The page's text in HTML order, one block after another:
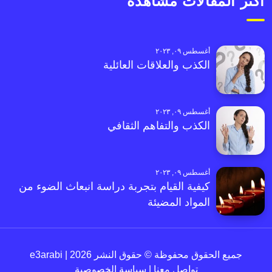
أغسطس ٠٩, ٢٠٢٣
الكذب والعلاقات العائلية
أغسطس ٠٩, ٢٠٢٣
الكذب والتفاهم الثقافي
أغسطس ٠٩, ٢٠٢٣
كيفية القيام بتجربة دراسة انبعاث الضوء من
المواد المضيئة
جميع الحقوق محفوظة © حقوق النشر 2026 | e3arabi
تواصل معنا
سياسة الخصوصية